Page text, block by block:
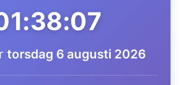
torsdag 6 augusti 2026